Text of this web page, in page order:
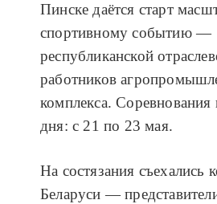
Пинске даётся старт
спортивному событию —
республиканской
работников
комплекса. Соревнования
дня: с 21 по 23 мая.
На состязания съехались
Беларуси —